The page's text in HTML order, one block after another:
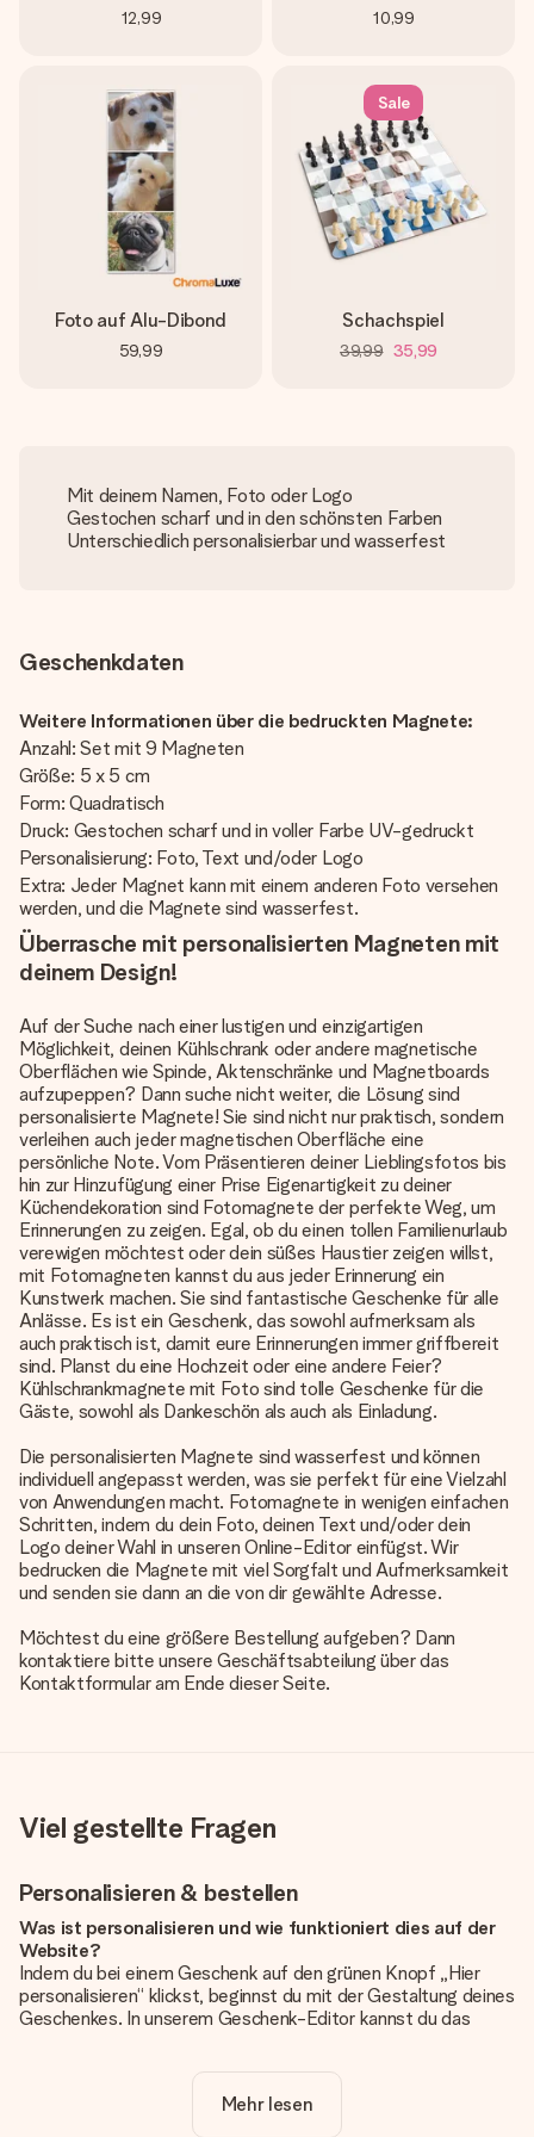
12,99 10,99
Foto auf Alu-Dibond
59,99
Sale
Schachspiel
39,99 35,99
Mit deinem Namen, Foto oder Logo
Gestochen scharf und in den schönsten Farben
Unterschiedlich personalisierbar und wasserfest
Geschenkdaten
Weitere Informationen über die bedruckten Magnete:
Anzahl: Set mit 9 Magneten
Größe: 5 x 5 cm
Form: Quadratisch
Druck: Gestochen scharf und in voller Farbe UV-gedruckt
Personalisierung: Foto, Text und/oder Logo
Extra: Jeder Magnet kann mit einem anderen Foto versehen
werden, und die Magnete sind wasserfest.
Überrasche mit personalisierten Magneten mit
deinem Design!
Auf der Suche nach einer lustigen und einzigartigen
Möglichkeit, deinen Kühlschrank oder andere magnetische
Oberflächen wie Spinde, Aktenschränke und Magnetboards
aufzupeppen? Dann suche nicht weiter, die Lösung sind
personalisierte Magnete! Sie sind nicht nur praktisch, sondern
verleihen auch jeder magnetischen Oberfläche eine
persönliche Note. Vom Präsentieren deiner Lieblingsfotos bis
hin zur Hinzufügung einer Prise Eigenartigkeit zu deiner
Küchendekoration sind Fotomagnete der perfekte Weg, um
Erinnerungen zu zeigen. Egal, ob du einen tollen Familienurlaub
verewigen möchtest oder dein süßes Haustier zeigen willst,
mit Fotomagneten kannst du aus jeder Erinnerung ein
Kunstwerk machen. Sie sind fantastische Geschenke für alle
Anlässe. Es ist ein Geschenk, das sowohl aufmerksam als
auch praktisch ist, damit eure Erinnerungen immer griffbereit
sind. Planst du eine Hochzeit oder eine andere Feier?
Kühlschrankmagnete mit Foto sind tolle Geschenke für die
Gäste, sowohl als Dankeschön als auch als Einladung.
Die personalisierten Magnete sind wasserfest und können
individuell angepasst werden, was sie perfekt für eine Vielzahl
von Anwendungen macht. Fotomagnete in wenigen einfachen
Schritten, indem du dein Foto, deinen Text und/oder dein
Logo deiner Wahl in unseren Online-Editor einfügst. Wir
bedrucken die Magnete mit viel Sorgfalt und Aufmerksamkeit
und senden sie dann an die von dir gewählte Adresse.
Möchtest du eine größere Bestellung aufgeben? Dann
kontaktiere bitte unsere Geschäftsabteilung über das
Kontaktformular am Ende dieser Seite.
Viel gestellte Fragen
Personalisieren & bestellen
Was ist personalisieren und wie funktioniert dies auf der
Website?
Indem du bei einem Geschenk auf den grünen Knopf „Hier
personalisieren“ klickst, beginnst du mit der Gestaltung deines
Geschenkes. In unserem Geschenk-Editor kannst du das
noch eines unserer angebotenen Designs, um deinem
Geschenk die perfekte Ausstrahlung zu verleihen.
Mehr lesen